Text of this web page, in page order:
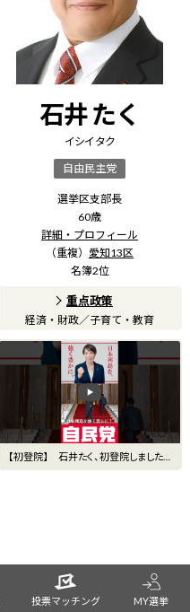
石井 たく
イシイ タク
自由民主党
選挙区支部長
60歳
詳細・プロフィール
（重複） 愛知13区
名簿2位
重点政策
経済・財政／子育て・教育
【初登院】 石井たく、初登院しました。
早速、安城市議会（安城
投票マッチング MY選挙